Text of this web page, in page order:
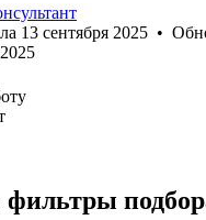
13 сентября 2025 •